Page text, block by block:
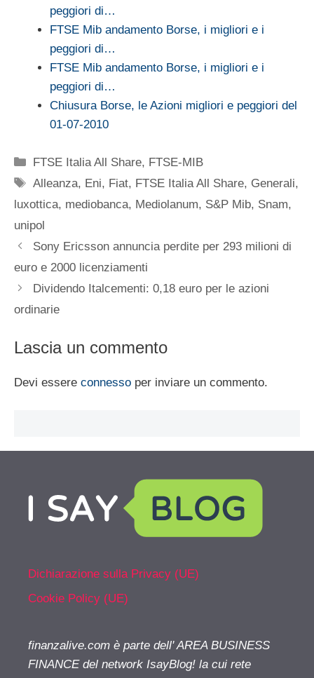
peggiori di…
FTSE Mib andamento Borse, i migliori e i
peggiori di…
FTSE Mib andamento Borse, i migliori e i
peggiori di…
Chiusura Borse, le Azioni migliori e peggiori del
01-07-2010
Categorie
FTSE Italia All Share, FTSE-MIB
Tag
Alleanza, Eni, Fiat, FTSE Italia All Share, Generali,
luxottica, mediobanca, Mediolanum, S&P Mib, Snam,
unipol
Sony Ericsson annuncia perdite per 293 milioni di
euro e 2000 licenziamenti
Dividendo Italcementi: 0,18 euro per le azioni
ordinarie
Lascia un commento
Devi essere connesso per inviare un commento.
Dichiarazione sulla Privacy (UE)
Cookie Policy (UE)
finanzalive.com è parte dell' AREA BUSINESS
FINANCE del network IsayBlog! la cui rete